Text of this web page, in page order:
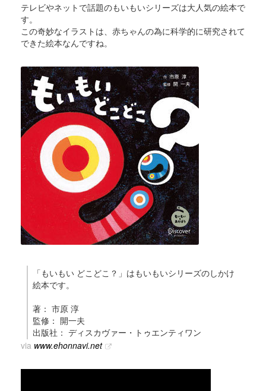
テレビやネットで話題のもいもいシリーズは大人気の絵本で
す。
この奇妙なイラストは、赤ちゃんの為に科学的に研究されて
できた絵本なんですね。
「もいもい どこどこ？」はもいもいシリーズのしかけ
絵本です。
著： 市原 淳
監修： 開一夫
出版社： ディスカヴァー・トゥエンティワン
via www.ehonnavi.net